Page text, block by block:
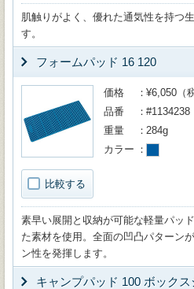
肌触りがよく、優れた通気性を持つ
す。
フォームパッド 16 120
比較する
価格
¥6,050（
品番
#1134238
重量
284g
カラー
素早い展開と収納が可能な軽量パッ
た素材を使用。全面の凹凸パターン
ン性を発揮します。
キャンプパッド 100 ボックス